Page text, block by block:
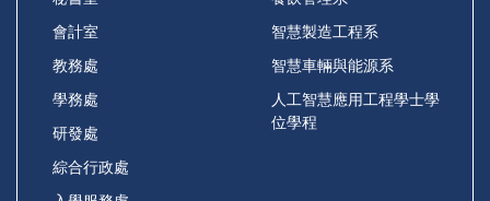
會計室
教務處
學務處
研發處
綜合行政處
智慧製造工程系
智慧車輛與能源系
人工智慧應用工程學士學
位學程